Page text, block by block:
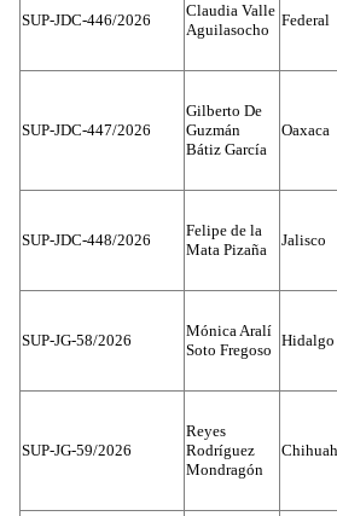
SUP-JDC-446/2026
Claudia Valle
Aguilasocho
Federal
SUP-JDC-447/2026
Gilberto De
Guzmán
Bátiz García
Oaxaca
SUP-JDC-448/2026
Felipe de la
Mata Pizaña
Jalisco
SUP-JG-58/2026
Mónica Aralí
Soto Fregoso
Hidalgo
SUP-JG-59/2026
Reyes
Rodríguez
Mondragón